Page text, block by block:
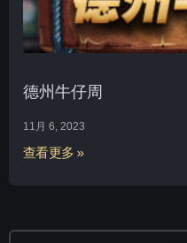
德州牛仔周
11月 6, 2023
查看更多 »